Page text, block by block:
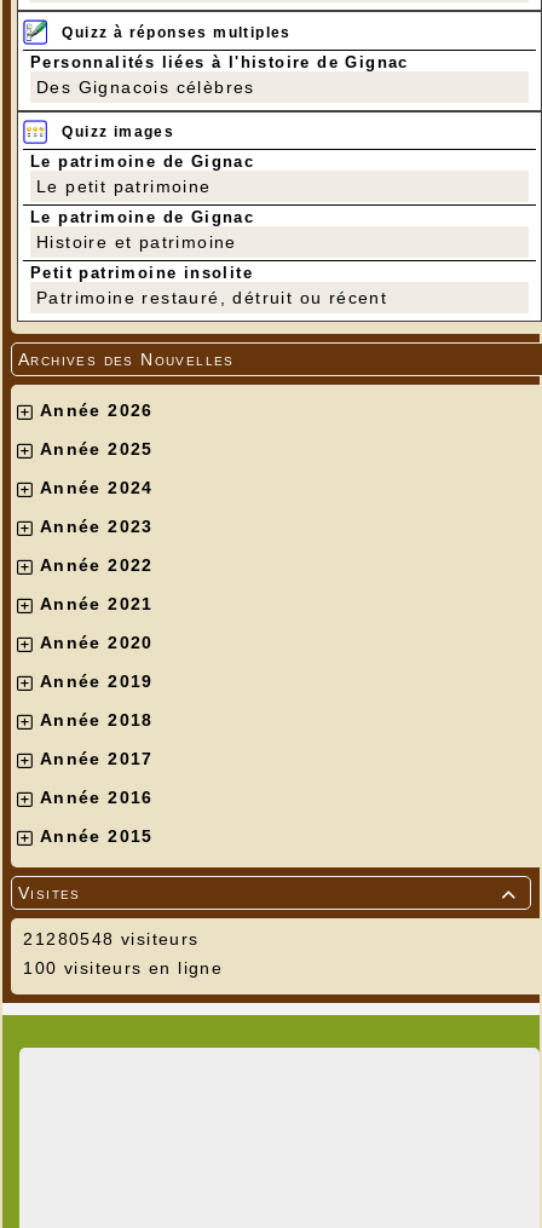
Quizz à réponses multiples
Personnalités liées à l'histoire de Gignac
Des Gignacois célèbres
Quizz images
Le patrimoine de Gignac
Le petit patrimoine
Le patrimoine de Gignac
Histoire et patrimoine
Petit patrimoine insolite
Patrimoine restauré, détruit ou récent
Archives des Nouvelles
Année 2026
Année 2025
Année 2024
Année 2023
Année 2022
Année 2021
Année 2020
Année 2019
Année 2018
Année 2017
Année 2016
Année 2015

Visites
21280548 visiteurs
100 visiteurs en ligne